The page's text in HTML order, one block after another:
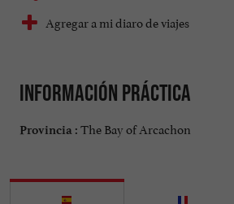
Agregar a mi diaro de viajes
Información práctica
Provincia : The Bay of Arcachon